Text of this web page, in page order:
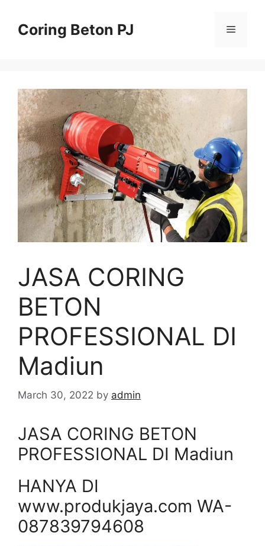
contentCoring Beton PJ Menu
JASA CORING
BETON
PROFESSIONAL DI
Madiun
March 30, 2022 by admin
JASA CORING BETON
PROFESSIONAL DI Madiun
HANYA DI
www.produkjaya.com WA-
087839794608